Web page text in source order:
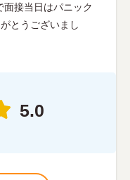
接当日はパニック
とうございまし
5.0